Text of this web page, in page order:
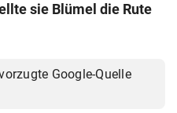
sie Blümel die Rute
Google-Quelle